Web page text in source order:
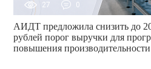
27 0
АИДТ предложила снизить до
рублей порог выручки для
повышения производительности